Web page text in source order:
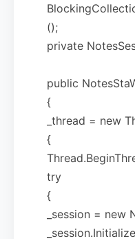
();
private
public
{
_thread = new
{
try
{
_session = new